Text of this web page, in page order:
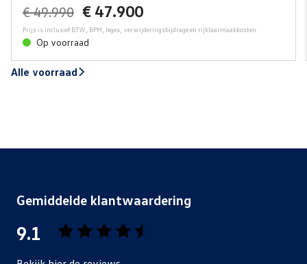
€ 49.990 € 47.900
Prijs is inclusief BTW, BPM, leges, verwijderingsbijdrage en rijklaarmaakkosten.
Op voorraad
Alle voorraad
Gemiddelde klantwaardering
9.1